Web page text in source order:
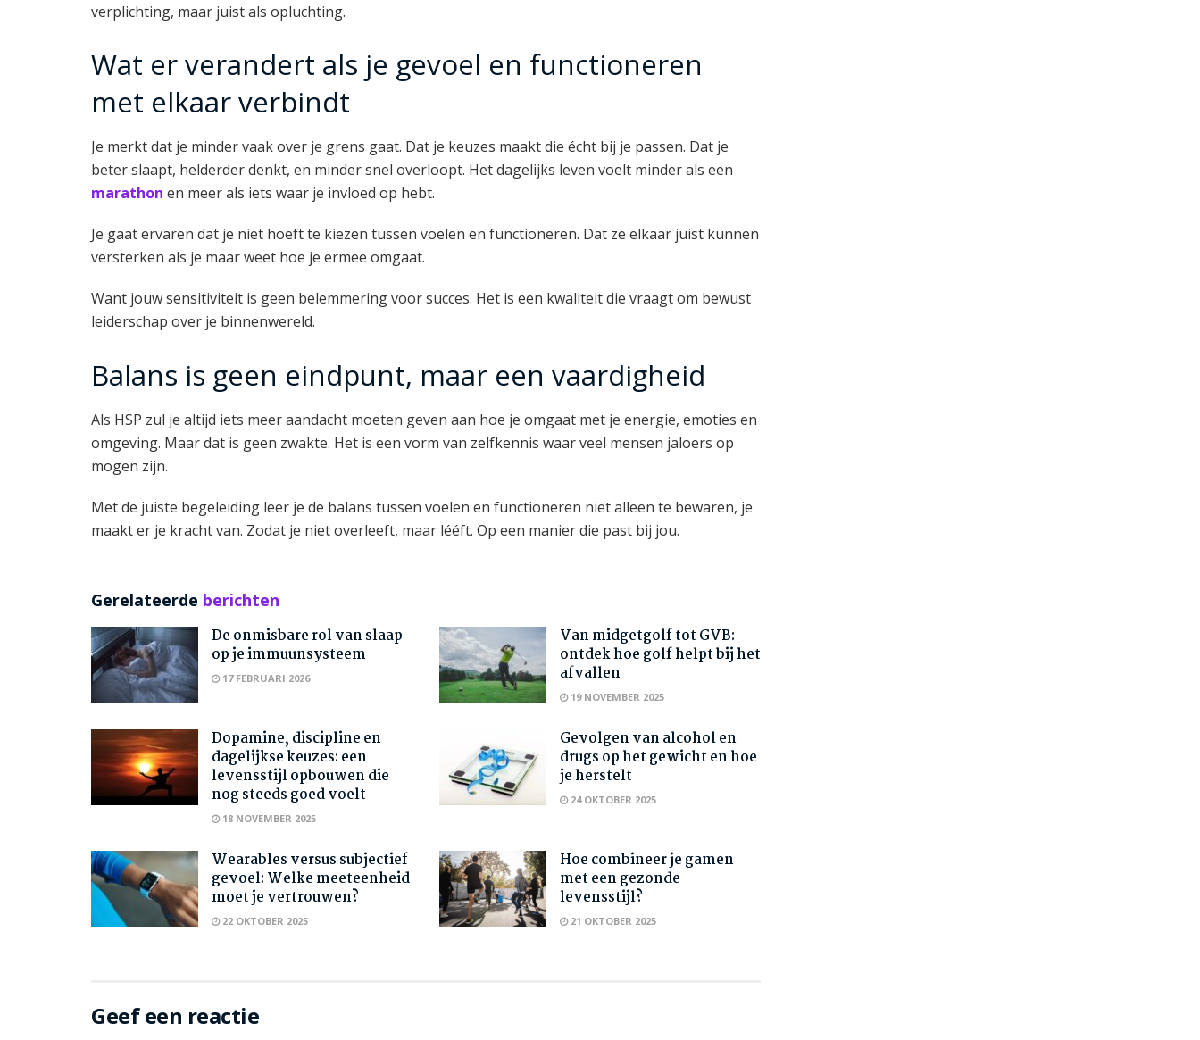
verplichting, maar juist als opluchting.
Wat er verandert als je gevoel en functioneren
met elkaar verbindt
Je merkt dat je minder vaak over je grens gaat. Dat je keuzes maakt die écht bij je passen. Dat je
beter slaapt, helderder denkt, en minder snel overloopt. Het dagelijks leven voelt minder als een
marathon en meer als iets waar je invloed op hebt.
Je gaat ervaren dat je niet hoeft te kiezen tussen voelen en functioneren. Dat ze elkaar juist kunnen
versterken als je maar weet hoe je ermee omgaat.
Want jouw sensitiviteit is geen belemmering voor succes. Het is een kwaliteit die vraagt om bewust
leiderschap over je binnenwereld.
Balans is geen eindpunt, maar een vaardigheid
Als HSP zul je altijd iets meer aandacht moeten geven aan hoe je omgaat met je energie, emoties en
omgeving. Maar dat is geen zwakte. Het is een vorm van zelfkennis waar veel mensen jaloers op
mogen zijn.
Met de juiste begeleiding leer je de balans tussen voelen en functioneren niet alleen te bewaren, je
maakt er je kracht van. Zodat je niet overleeft, maar lééft. Op een manier die past bij jou.
Gerelateerde berichten
De onmisbare rol van slaap
op je immuunsysteem
17 FEBRUARI 2026
Van midgetgolf tot GVB:
ontdek hoe golf helpt bij het
afvallen
19 NOVEMBER 2025
Dopamine, discipline en
dagelijkse keuzes: een
levensstijl opbouwen die
nog steeds goed voelt
18 NOVEMBER 2025
Gevolgen van alcohol en
drugs op het gewicht en hoe
je herstelt
24 OKTOBER 2025
Wearables versus subjectief
gevoel: Welke meeteenheid
moet je vertrouwen?
22 OKTOBER 2025
Hoe combineer je gamen
met een gezonde
levensstijl?
21 OKTOBER 2025
Geef een reactie